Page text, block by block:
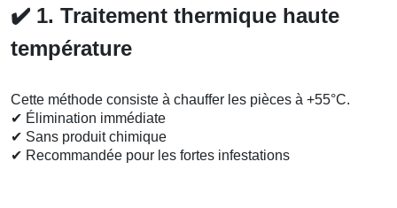
✔️ 1. Traitement thermique haute
température
Cette méthode consiste à chauffer les pièces à +55°C.
✔ Élimination immédiate
✔ Sans produit chimique
✔ Recommandée pour les fortes infestations